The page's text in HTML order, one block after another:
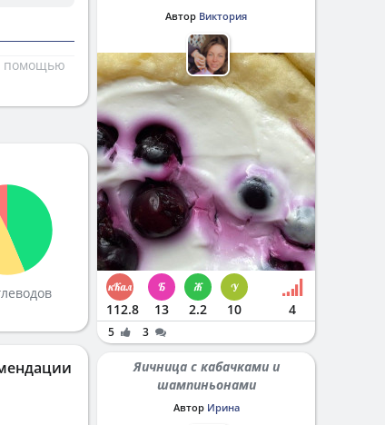
помощью
Автор Виктория
112.8 13 2.2 10 4
5 3
Яичница с кабачками и
шампиньонами
Автор Ирина